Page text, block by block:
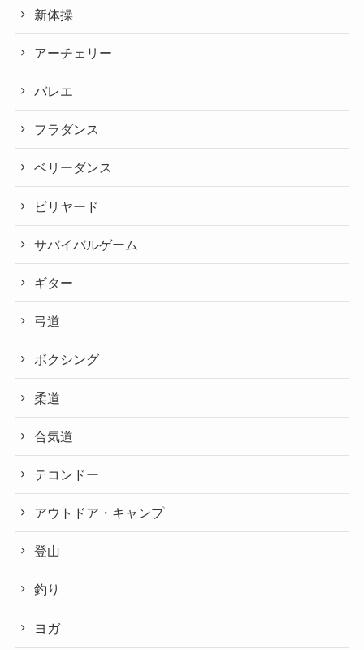
新体操
アーチェリー
バレエ
フラダンス
ベリーダンス
ビリヤード
サバイバルゲーム
ギター
弓道
ボクシング
柔道
合気道
テコンドー
アウトドア・キャンプ
登山
釣り
ヨガ